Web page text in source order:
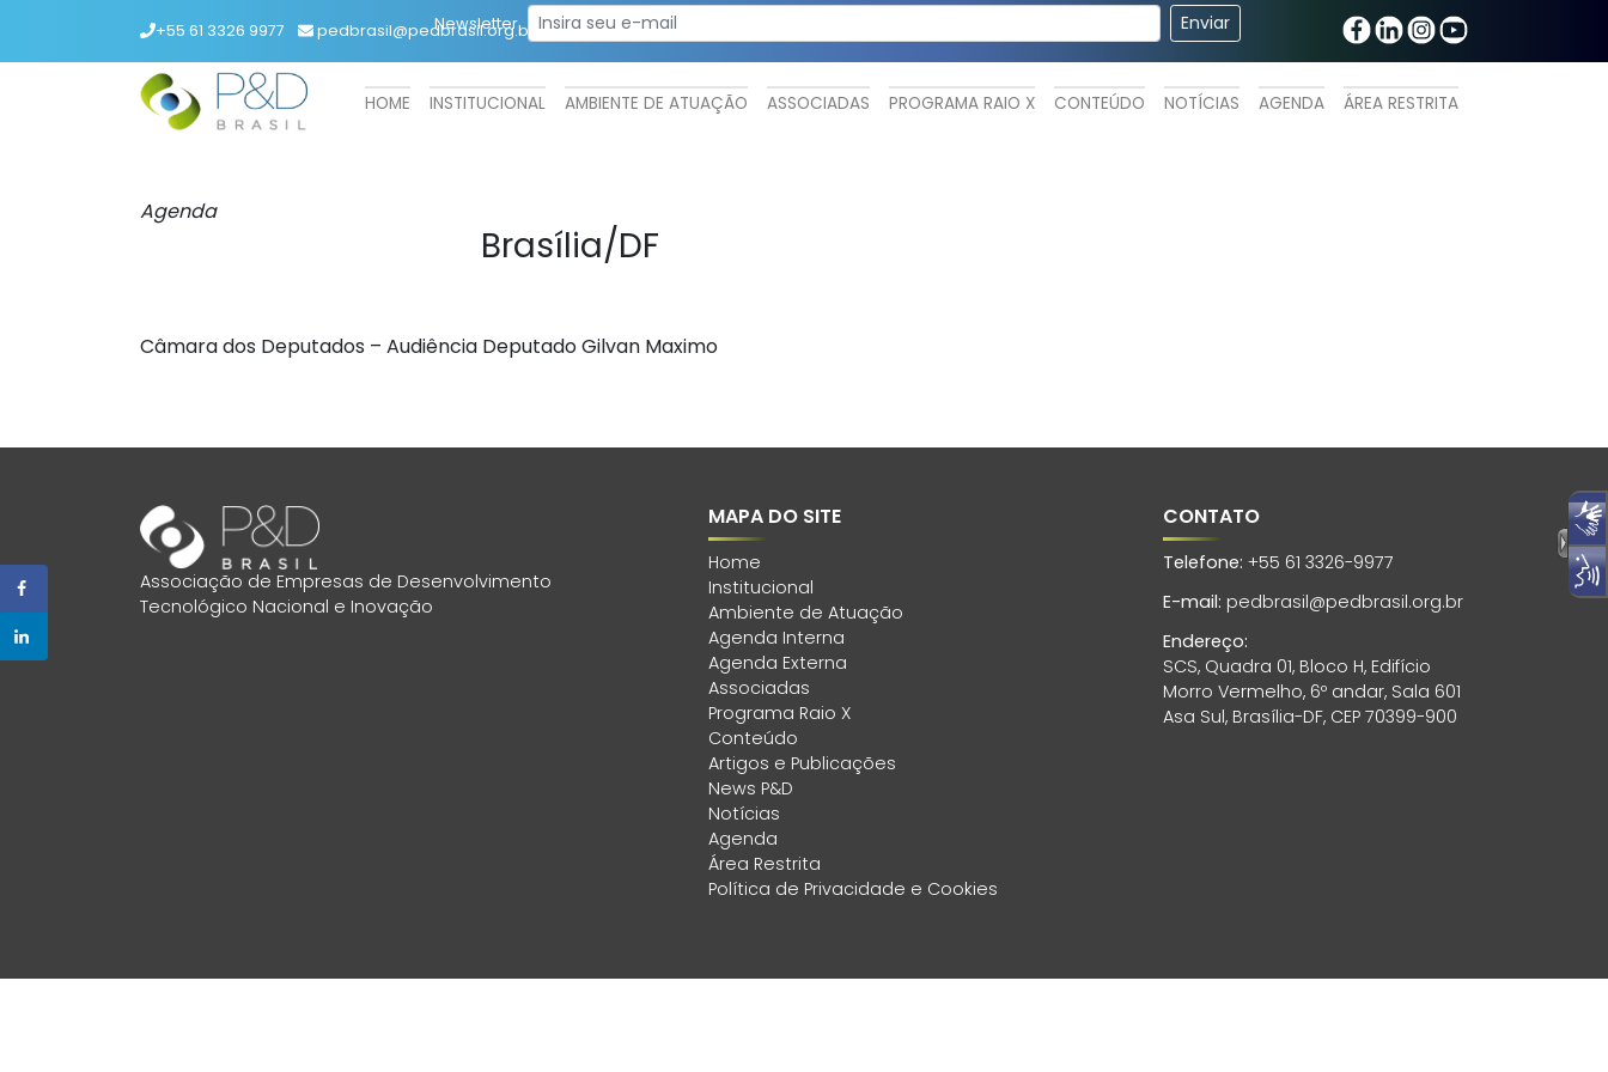
+55 61 3326 9977 pedbrasil@pedbrasil.org.br
Newsletter
HOME INSTITUCIONAL AMBIENTE DE ATUAÇÃO ASSOCIADAS PROGRAMA RAIO X CONTEÚDO NOTÍCIAS AGENDA ÁREA RESTRITA
Agenda
Brasília/DF
Câmara dos Deputados – Audiência Deputado Gilvan Maximo
Associação de Empresas de Desenvolvimento
Tecnológico Nacional e Inovação
MAPA DO SITE
Home
Institucional
Ambiente de Atuação
Agenda Interna
Agenda Externa
Associadas
Programa Raio X
Conteúdo
Artigos e Publicações
News P&D
Notícias
Agenda
Área Restrita
Política de Privacidade e Cookies
CONTATO
Telefone: +55 61 3326-9977
E-mail: pedbrasil@pedbrasil.org.br
Endereço:
SCS, Quadra 01, Bloco H, Edifício
Morro Vermelho, 6º andar, Sala 601
Asa Sul, Brasília-DF, CEP 70399-900